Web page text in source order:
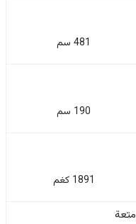
481 سم
190 سم
1891 كغم